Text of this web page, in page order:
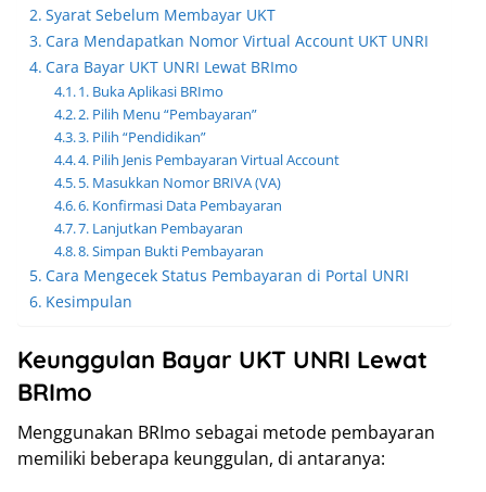
Syarat Sebelum Membayar UKT
Cara Mendapatkan Nomor Virtual Account UKT UNRI
Cara Bayar UKT UNRI Lewat BRImo
1. Buka Aplikasi BRImo
2. Pilih Menu “Pembayaran”
3. Pilih “Pendidikan”
4. Pilih Jenis Pembayaran Virtual Account
5. Masukkan Nomor BRIVA (VA)
6. Konfirmasi Data Pembayaran
7. Lanjutkan Pembayaran
8. Simpan Bukti Pembayaran
Cara Mengecek Status Pembayaran di Portal UNRI
Kesimpulan
Keunggulan Bayar UKT UNRI Lewat
BRImo
Menggunakan BRImo sebagai metode pembayaran
memiliki beberapa keunggulan, di antaranya: